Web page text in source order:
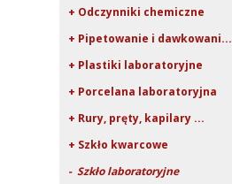
+ Odczynniki chemiczne
+ Pipetowanie i dawkowani...
+ Plastiki laboratoryjne
+ Porcelana laboratoryjna
+ Rury, pręty, kapilary ...
+ Szkło kwarcowe
- Szkło laboratoryjne